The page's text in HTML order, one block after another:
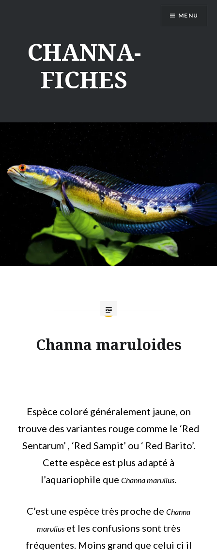
CHANNA-
FICHES
MENU
Channa maruloides
Espèce coloré généralement jaune, on
trouve des variantes rouge comme le ‘Red
Sentarum’ , ‘Red Sampit’ ou ‘ Red Barito’.
Cette espèce est plus adapté à
l’aquariophile que Channa marulius
C’est une espèce très proche de Channa
maruliuset les confusions sont très
fréquentes. Moins grand que celui ci il